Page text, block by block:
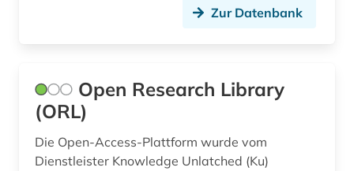
Zur Datenbank
Open Research Library
(ORL)
Die Open-Access-Plattform wurde vom
Dienstleister Knowledge Unlatched (Ku)